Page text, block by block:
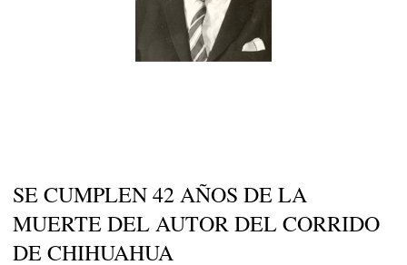
SE CUMPLEN 42 AÑOS DE LA
MUERTE DEL AUTOR DEL CORRIDO
DE CHIHUAHUA